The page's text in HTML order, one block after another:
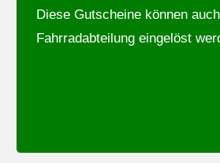
Diese Gutscheine können
Fahrradabteilung eingelöst